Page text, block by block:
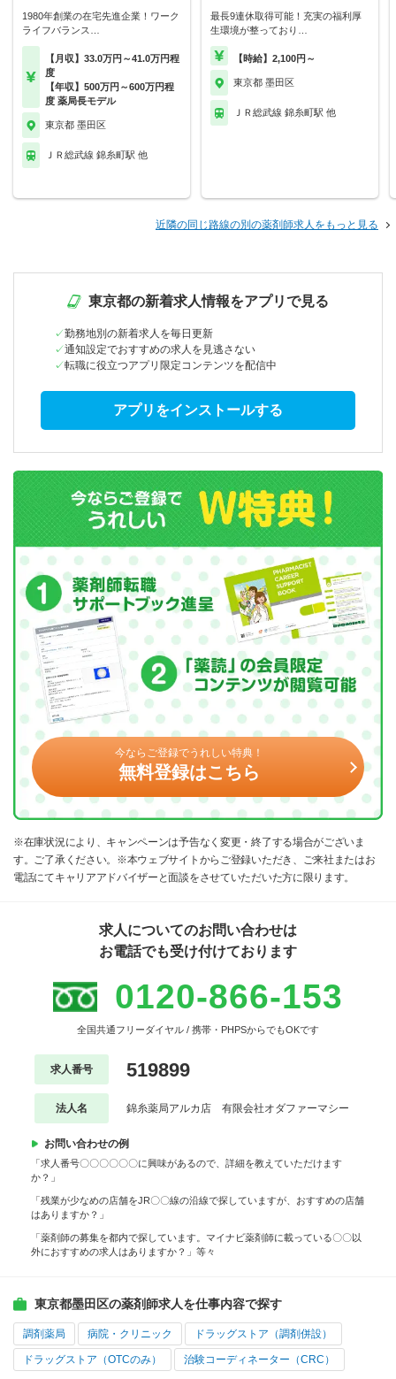
1980年創業の在宅先進企業！ワーク
ライフバランス…
【月収】33.0万円～41.0万円程
度
【年収】500万円～600万円程
度 薬局長モデル
東京都 墨田区
ＪＲ総武線 錦糸町駅 他
最長9連休取得可能！充実の福利厚
生環境が整っており…
【時給】2,100円～
東京都 墨田区
ＪＲ総武線 錦糸町駅 他
近隣の同じ路線の別の薬剤師求人をもっと見る
東京都の新着求人情報をアプリで見る
勤務地別の新着求人を毎日更新
通知設定でおすすめの求人を見逃さない
転職に役立つアプリ限定コンテンツを配信中
アプリをインストールする
今ならご登録でうれしい特典！
無料登録はこちら
※在庫状況により、キャンペーンは予告なく変更・終了する場合がございま
す。ご了承ください。※本ウェブサイトからご登録いただき、ご来社またはお
電話にてキャリアアドバイザーと面談をさせていただいた方に限ります。
求人についてのお問い合わせは
お電話でも受け付けております
0120-866-153
全国共通フリーダイヤル / 携帯・PHPSからでもOKです
求人番号 519899
法人名 錦糸薬局アルカ店 有限会社オダファーマシー
お問い合わせの例
「求人番号〇〇〇〇〇〇に興味があるので、詳細を教えていただけます
か？」
「残業が少なめの店舗をJR〇〇線の沿線で探していますが、おすすめの店舗
はありますか？」
「薬剤師の募集を都内で探しています。マイナビ薬剤師に載っている〇〇以
外におすすめの求人はありますか？」等々
東京都墨田区の薬剤師求人を仕事内容で探す
調剤薬局 病院・クリニック ドラッグストア（調剤併設）
ドラッグストア（OTCのみ） 治験コーディネーター（CRC）